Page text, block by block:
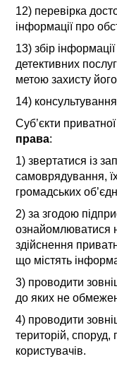
12) перевірка
інформації про
13) збір
детективних
метою захисту
14)
Суб’єкти приватної
права:
1) звертатися із
самоврядування,
громадських
2) за згодою
ознайомлюватися
здійснення
що містять
3) проводити
до яких не
4) проводити
територій, споруд,
користувачів.